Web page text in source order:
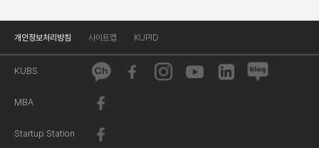
개인정보처리방침 사이트맵 KUPID
KUBS
MBA
Startup Station